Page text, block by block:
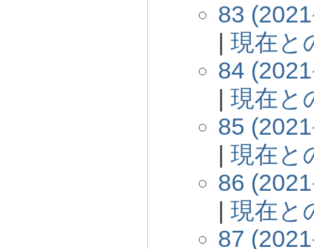
83
| 現在と
84
| 現在と
85
| 現在と
86
| 現在と
87